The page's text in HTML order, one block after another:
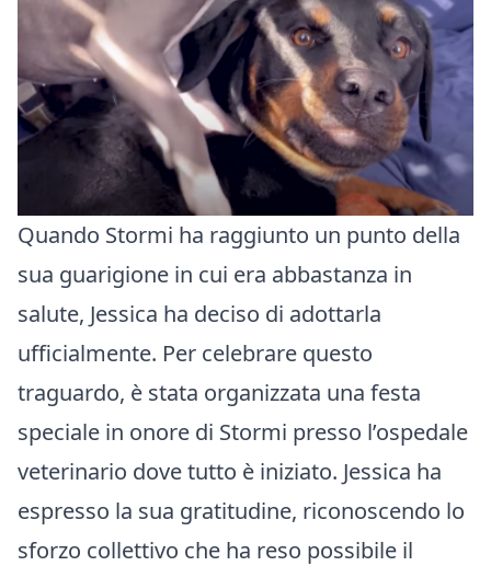
Quando Stormi ha raggiunto un punto della
sua guarigione in cui era abbastanza in
salute, Jessica ha deciso di adottarla
ufficialmente. Per celebrare questo
traguardo, è stata organizzata una festa
speciale in onore di Stormi presso l’ospedale
veterinario dove tutto è iniziato. Jessica ha
espresso la sua gratitudine, riconoscendo lo
sforzo collettivo che ha reso possibile il